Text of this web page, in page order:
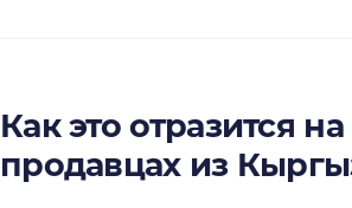
Как это отразится на
продавцах из